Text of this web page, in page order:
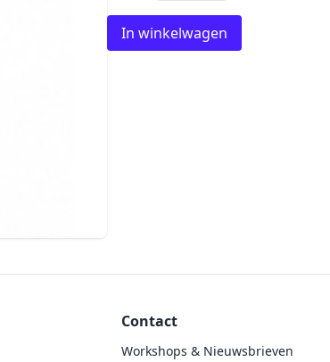
In winkelwagen
Contact
Workshops & Nieuwsbrieven